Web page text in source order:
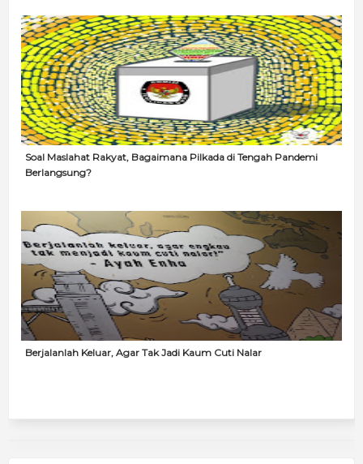
Soal Maslahat Rakyat, Bagaimana Pilkada di Tengah Pandemi
Berlangsung?
Berjalanlah Keluar, Agar Tak Jadi Kaum Cuti Nalar